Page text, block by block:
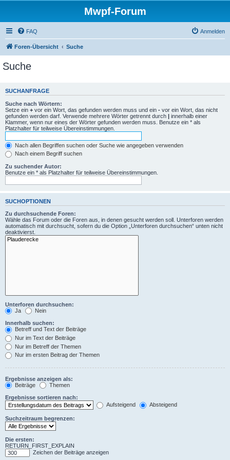
Mwpf-Forum
FAQ Anmelden
Foren-Übersicht Suche
Suche
SUCHANFRAGE
Suche nach Wörtern:
Setze ein + vor ein Wort, das gefunden werden muss und ein - vor ein Wort, das nicht
gefunden werden darf. Verwende mehrere Wörter getrennt durch | innerhalb einer
Klammer, wenn nur eines der Wörter gefunden werden muss. Benutze ein * als
Platzhalter für teilweise Übereinstimmungen.
Nach allen Begriffen suchen oder Suche wie angegeben verwenden
Nach einem Begriff suchen
Zu suchender Autor:
Benutze ein * als Platzhalter für teilweise Übereinstimmungen.
SUCHOPTIONEN
Zu durchsuchende Foren:
Wähle das Forum oder die Foren aus, in denen gesucht werden soll. Unterforen werden
automatisch mit durchsucht, sofern du die Option „Unterforen durchsuchen“ unten nicht
deaktivierst.
Unterforen durchsuchen:
Ja
Nein
Innerhalb suchen:
Betreff und Text der Beiträge
Nur im Text der Beiträge
Nur im Betreff der Themen
Nur im ersten Beitrag der Themen
Ergebnisse anzeigen als:
Beiträge
Themen
Ergebnisse sortieren nach:
Aufsteigend
Absteigend
Suchzeitraum begrenzen:
Die ersten:
RETURN_FIRST_EXPLAIN
Zeichen der Beiträge anzeigen